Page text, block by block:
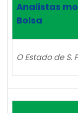
Analistas
Bolsa
O Estado de S.